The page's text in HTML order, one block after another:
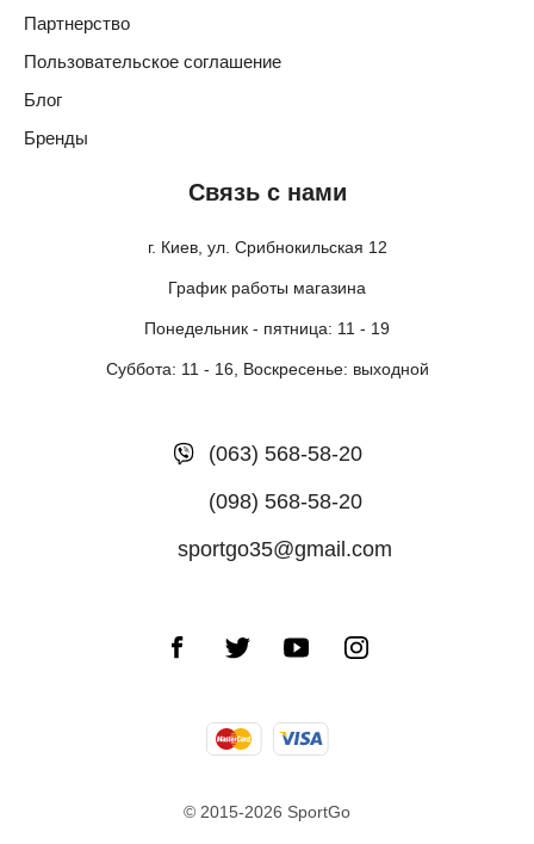
Связь с нами
г. Киев, ул. Срибнокильская 12
График работы магазина
Понедельник - пятница: 11 - 19
Суббота: 11 - 16, Воскресенье: выходной
(063) 568-58-20
(098) 568-58-20
sportgo35@gmail.com
Партнерство
Пользовательское соглашение
Блог
Бренды
© 2015-2026 SportGo